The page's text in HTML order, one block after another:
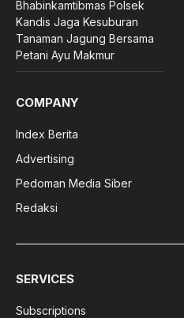
Bhabinkamtibmas Polsek
Kandis Jaga Kesuburan
Tanaman Jagung Bersama
Petani Ayu Makmur
COMPANY
Index Berita
Advertising
Pedoman Media Siber
Redaksi
SERVICES
Subscriptions